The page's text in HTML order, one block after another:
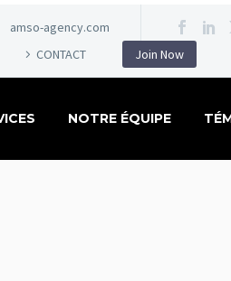
amso-agency.com
CONTACT Join Now
NOTRE ÉQUIPE